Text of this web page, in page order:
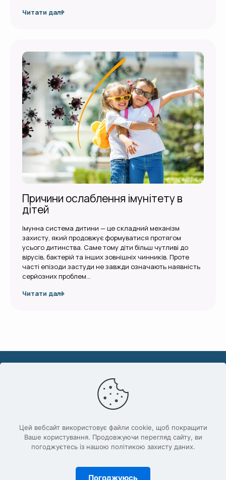
Читати далі
Причини ослаблення імунітету в
дітей
Імунна система дитини — це складний механізм
захисту, який продовжує формуватися протягом
усього дитинства. Саме тому діти більш чутливі до
вірусів, бактерій та інших зовнішніх чинників. Проте
часті епізоди застуди не завжди означають наявність
серйозних проблем…
Читати далі
Цей вебсайт використовує файли cookie, щоб покращити
Ваше користування. Продовжуючи перегляд сайту, ви
погоджуєтесь із нашою політикою захисту даних.
Погоджуюсь
Що нового
Блог
info@ridshe-hvority.com.ua